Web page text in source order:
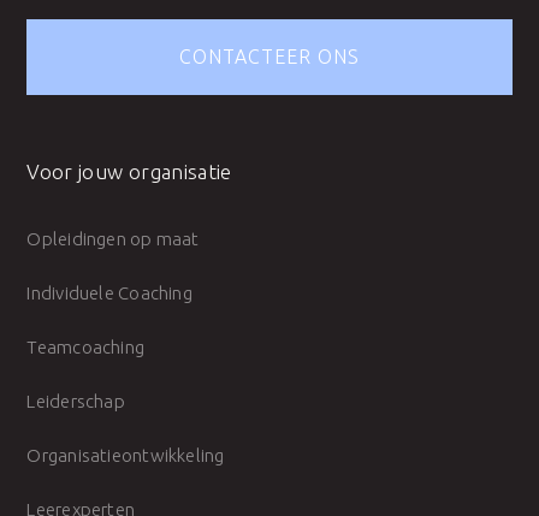
CONTACTEER ONS
Voor jouw organisatie
Opleidingen op maat
Individuele Coaching
Teamcoaching
Leiderschap
Organisatieontwikkeling
Leerexperten